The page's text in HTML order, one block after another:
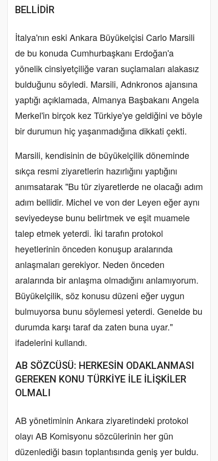
BELLİDİR
İtalya'nın eski Ankara Büyükelçisi Carlo Marsili
de bu konuda Cumhurbaşkanı Erdoğan'a
yönelik cinsiyetçiliğe varan suçlamaları alakasız
bulduğunu söyledi. Marsili, Adnkronos ajansına
yaptığı açıklamada, Almanya Başbakanı Angela
Merkel'in birçok kez Türkiye'ye geldiğini ve böyle
bir durumun hiç yaşanmadığına dikkati çekti.
Marsili, kendisinin de büyükelçilik döneminde
sıkça resmi ziyaretlerin hazırlığını yaptığını
anımsatarak "Bu tür ziyaretlerde ne olacağı adım
adım bellidir. Michel ve von der Leyen eğer aynı
seviyedeyse bunu belirtmek ve eşit muamele
talep etmek yeterdi. İki tarafın protokol
heyetlerinin önceden konuşup aralarında
anlaşmaları gerekiyor. Neden önceden
aralarında bir anlaşma olmadığını anlamıyorum.
Büyükelçilik, söz konusu düzeni eğer uygun
bulmuyorsa bunu söylemesi yeterdi. Genelde bu
durumda karşı taraf da zaten buna uyar."
ifadelerini kullandı.
AB SÖZCÜSÜ: HERKESİN ODAKLANMASI
GEREKEN KONU TÜRKİYE İLE İLİŞKİLER
OLMALI
AB yönetiminin Ankara ziyaretindeki protokol
olayı AB Komisyonu sözcülerinin her gün
düzenlediği basın toplantısında geniş yer buldu.